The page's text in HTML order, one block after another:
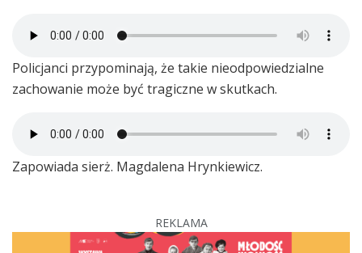
Policjanci przypominają, że takie nieodpowiedzialne
zachowanie może być tragiczne w skutkach.
Zapowiada sierż. Magdalena Hrynkiewicz.
REKLAMA